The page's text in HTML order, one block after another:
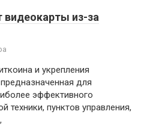
из-за
и укрепления
для
эффективного
техники, пунктов управления,